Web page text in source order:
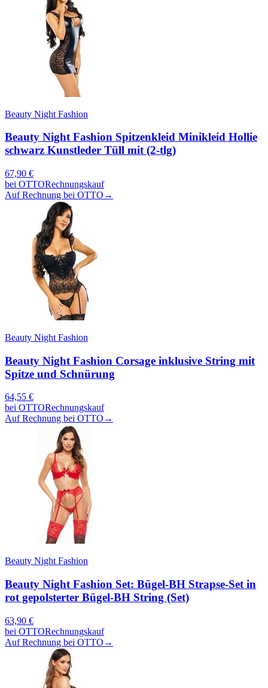
Beauty Night Fashion
Beauty Night Fashion Spitzenkleid Minikleid Hollie
schwarz Kunstleder Tüll mit (2-tlg)
67,90 €
bei OTTORechnungskauf
Auf Rechnung bei OTTO →
Beauty Night Fashion
Beauty Night Fashion Corsage inklusive String mit
Spitze und Schnürung
64,55 €
bei OTTORechnungskauf
Auf Rechnung bei OTTO →
Beauty Night Fashion
Beauty Night Fashion Set: Bügel-BH Strapse-Set in
rot gepolsterter Bügel-BH String (Set)
63,90 €
bei OTTORechnungskauf
Auf Rechnung bei OTTO →